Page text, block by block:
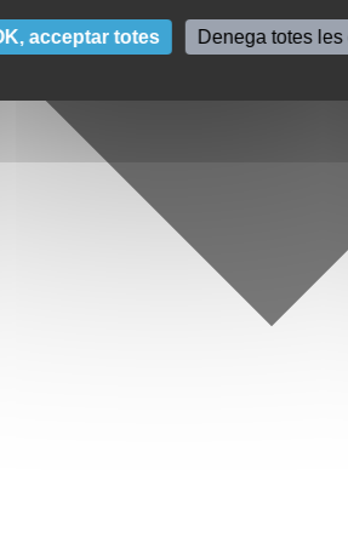
acceptar totes Denega totes